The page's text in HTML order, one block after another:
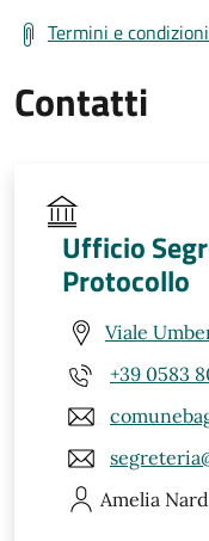
Termini e
Contatti
Ufficio
Protocollo
Viale
+39 0583
Amelia